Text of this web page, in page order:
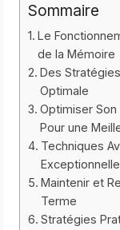
Sommaire
Le
de la Mémoire
Des
Optimale
Optimiser
Pour une
Techniques
Exceptionnelle
Maintenir et
Terme
Stratégies